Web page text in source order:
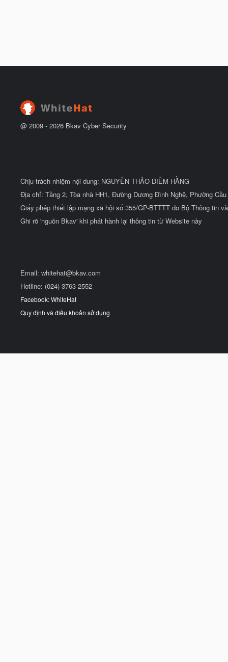
@ 2009 - 2026 Bkav Cyber Security
Chịu trách nhiệm nội dung: NGUYỄN THẢO DIỄM HẰNG
Địa chỉ: Tầng 2, Tòa nhà HH1, Đường Dương Đình Nghệ, Phường
Giấy phép thiết lập mạng xã hội số 355/GP-BTTTT do Bộ Thông tin
Ghi rõ 'nguồn Bkav' khi phát hành lại thông tin từ Website này
Email: whitehat@bkav.com
Hotline: (024) 3763 2552
Facebook: WhiteHat
Quy định và điều khoản sử dụng